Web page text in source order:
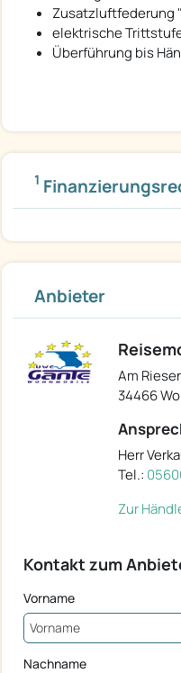
Zusatzluftfederung
elektrische
Überführung bis
1
Anbieter
Am
34466
Herr
Tel.:
Zur
Kontakt zum
Vorname
Nachname